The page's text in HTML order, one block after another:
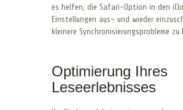
es helfen, die Safari-Option in den
Einstellungen aus- und wieder
kleinere Synchronisierungsprobleme zu
Optimierung Ihres
Leseerlebnisses